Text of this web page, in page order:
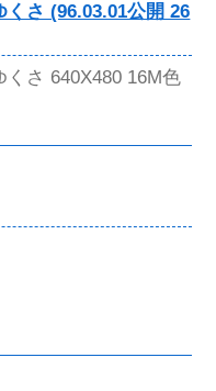
さ (96.03.01公開 26
さ 640X480 16M色